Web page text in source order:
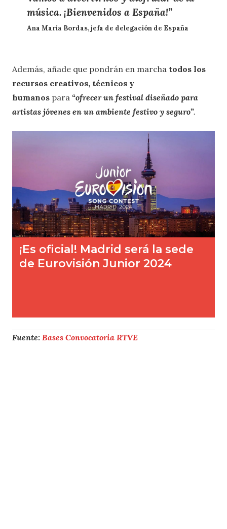
música. ¡Bienvenidos a España!”
Ana María Bordas, jefa de delegación de España
Además, añade que pondrán en marcha todos los
recursos creativos, técnicos y
humanos para “ofrecer un festival diseñado para
artistas jóvenes en un ambiente festivo y seguro”.
Fuente: Bases Convocatoria RTVE